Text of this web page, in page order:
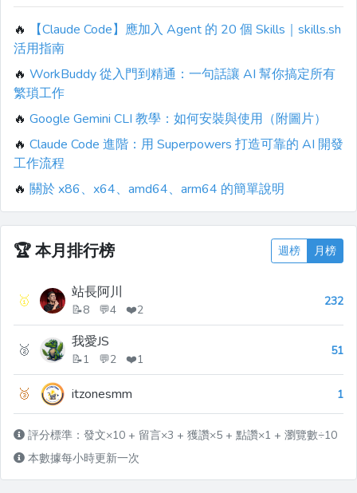
🔥
【Claude Code】應加入 Agent 的 20 個 Skills｜skills.sh
活用指南
🔥 WorkBuddy 從入門到精通：一句話讓 AI 幫你搞定所有
繁瑣工作
🔥 Google Gemini CLI 教學：如何安裝與使用（附圖片）
🔥 Claude Code 進階：用 Superpowers 打造可靠的 AI 開發
工作流程
🔥 關於 x86、x64、amd64、arm64 的簡單說明
🏆本月排行榜 週榜 月榜
🥇 站長阿川
📝8 💬4 ❤️2
232
🥈 我愛JS
📝1 💬2 ❤️1
51
🥉 itzonesmm 1
評分標準：發文×10 + 留言×3 + 獲讚×5 + 點讚×1 + 瀏覽數÷10
本數據每小時更新一次